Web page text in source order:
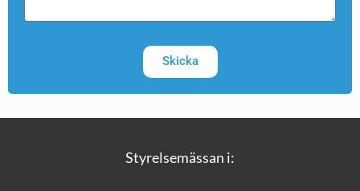
Skicka
Styrelsemässan i: